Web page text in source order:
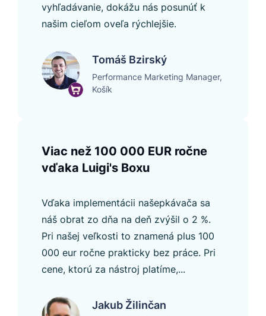
vyhľadávanie, dokážu nás posunúť k
našim cieľom oveľa rýchlejšie.
Tomáš Bzirský
Performance Marketing Manager,
Košík
Viac než 100 000 EUR ročne
vďaka Luigi's Boxu
Vďaka implementácii našepkávača sa
náš obrat zo dňa na deň zvýšil o 2 %.
Pri našej veľkosti to znamená plus 100
000 eur ročne prakticky bez práce. Pri
cene, ktorú za nástroj platíme,...
Jakub Žilinčan